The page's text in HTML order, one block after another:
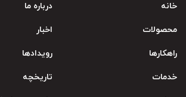
خانه
محصولات
راهکارها
خدمات
درباره ما
اخبار
رویدادها
تاریخچه